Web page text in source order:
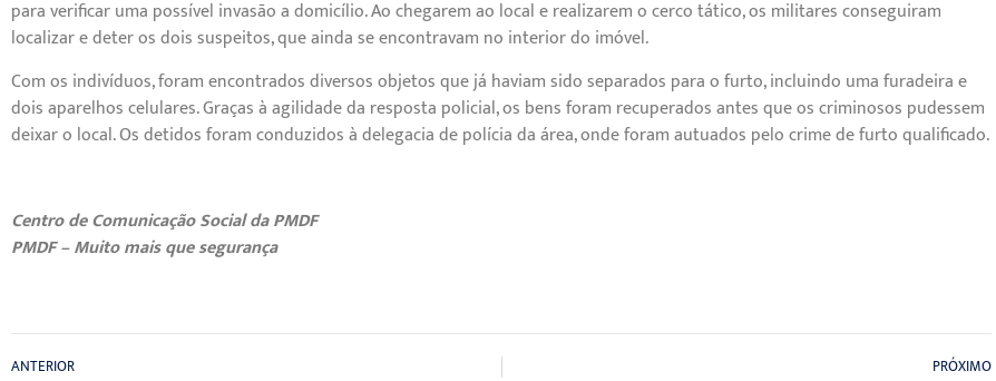
para verificar uma possível invasão a domicílio. Ao chegarem ao local e realizarem o cerco tático, os militares conseguiram
localizar e deter os dois suspeitos, que ainda se encontravam no interior do imóvel.
Com os indivíduos, foram encontrados diversos objetos que já haviam sido separados para o furto, incluindo uma furadeira e
dois aparelhos celulares. Graças à agilidade da resposta policial, os bens foram recuperados antes que os criminosos pudessem
deixar o local. Os detidos foram conduzidos à delegacia de polícia da área, onde foram autuados pelo crime de furto qualificado.
Centro de Comunicação Social da PMDF
PMDF – Muito mais que segurança
ANTERIOR PRÓXIMO